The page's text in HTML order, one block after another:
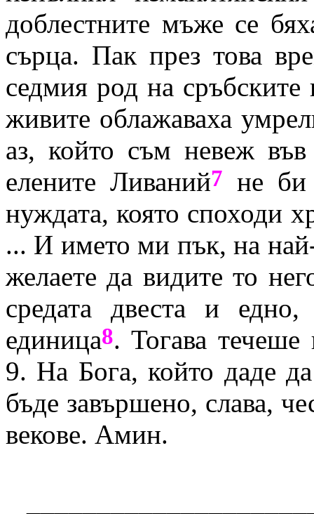
доблестните мъже се
сърца. Пак през това
седмия род на сръбските
живите облажаваха
аз, който съм невеж
елените Ливаний7 не би
нуждата, която споходи
... И името ми пък, на
желаете да видите то
средата двеста и
единица8. Тогава течеше
9. На Бога, който даде
бъде завършено, слава,
векове. Амин.